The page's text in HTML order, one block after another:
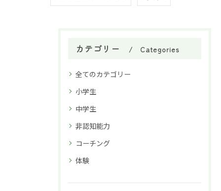
カテゴリー Categories
全てのカテゴリー
小学生
中学生
非認知能力
コーチング
体験